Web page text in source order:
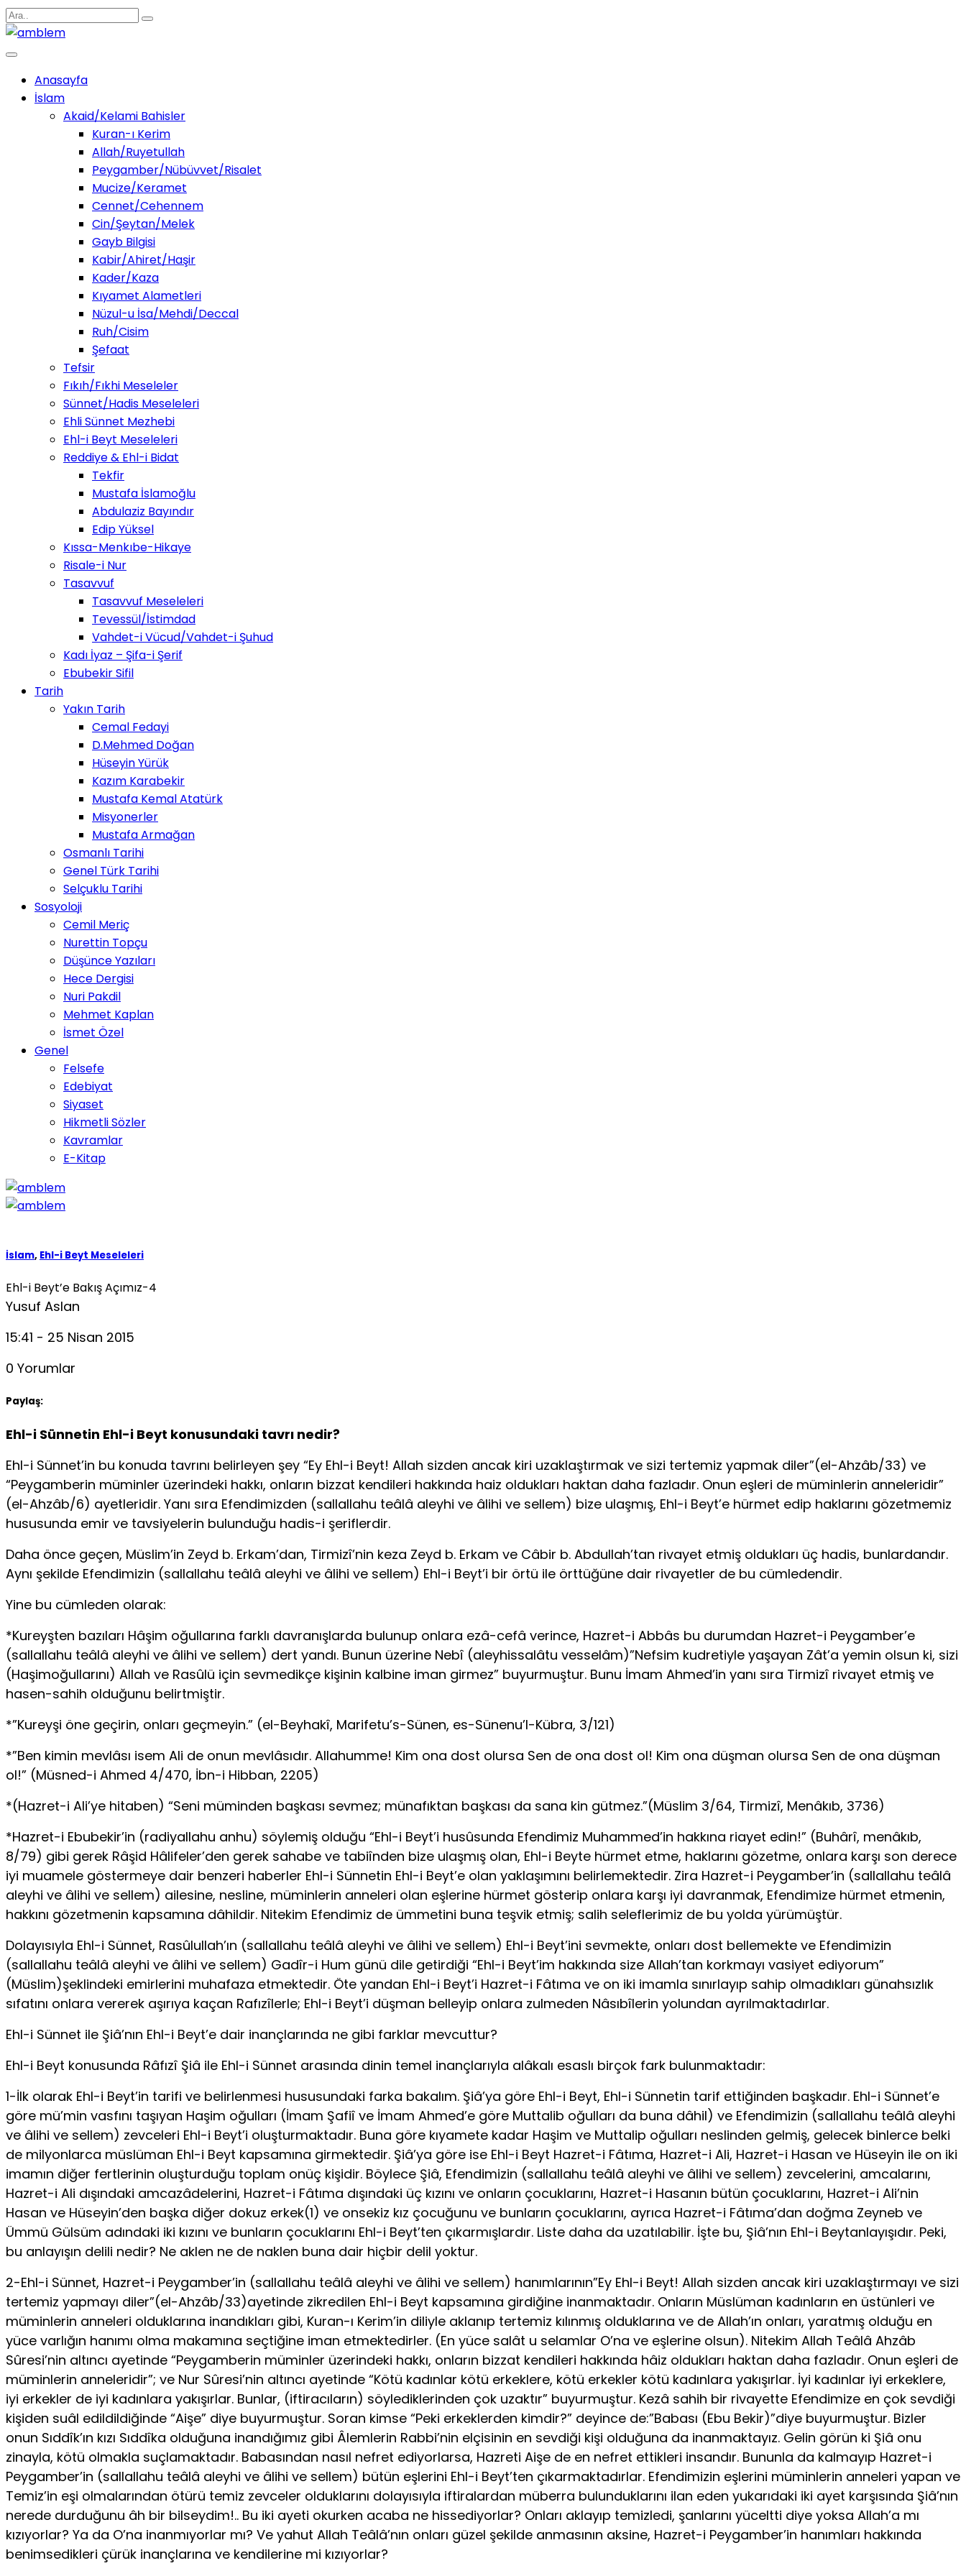
Anasayfa
İslam
Akaid/Kelami Bahisler
Kuran-ı Kerim
Allah/Ruyetullah
Peygamber/Nübüvvet/Risalet
Mucize/Keramet
Cennet/Cehennem
Cin/Şeytan/Melek
Gayb Bilgisi
Kabir/Ahiret/Haşir
Kader/Kaza
Kıyamet Alametleri
Nüzul-u İsa/Mehdi/Deccal
Ruh/Cisim
Şefaat
Tefsir
Fıkıh/Fıkhi Meseleler
Sünnet/Hadis Meseleleri
Ehli Sünnet Mezhebi
Ehl-i Beyt Meseleleri
Reddiye & Ehl-i Bidat
Tekfir
Mustafa İslamoğlu
Abdulaziz Bayındır
Edip Yüksel
Kıssa-Menkıbe-Hikaye
Risale-i Nur
Tasavvuf
Tasavvuf Meseleleri
Tevessül/İstimdad
Vahdet-i Vücud/Vahdet-i Şuhud
Kadı İyaz – Şifa-i Şerif
Ebubekir Sifil
Tarih
Yakın Tarih
Cemal Fedayi
D.Mehmed Doğan
Hüseyin Yürük
Kazım Karabekir
Mustafa Kemal Atatürk
Misyonerler
Mustafa Armağan
Osmanlı Tarihi
Genel Türk Tarihi
Selçuklu Tarihi
Sosyoloji
Cemil Meriç
Nurettin Topçu
Düşünce Yazıları
Hece Dergisi
Nuri Pakdil
Mehmet Kaplan
İsmet Özel
Genel
Felsefe
Edebiyat
Siyaset
Hikmetli Sözler
Kavramlar
E-Kitap
İslam, Ehl-i Beyt Meseleleri
Ehl-i Beyt’e Bakış Açımız-4
Yusuf Aslan
15:41 - 25 Nisan 2015
0 Yorumlar
Paylaş:
Ehl-i Sünnetin Ehl-i Beyt konusundaki tavrı nedir?
Ehl-i Sünnet’in bu konuda tavrını belirleyen şey “Ey Ehl-i Beyt! Allah sizden ancak kiri uzaklaştırmak ve sizi tertemiz yapmak diler”(el-Ahzâb/33) ve
“Peygamberin müminler üzerindeki hakkı, onların bizzat kendileri hakkında haiz oldukları haktan daha fazladır. Onun eşleri de müminlerin anneleridir”
(el-Ahzâb/6) ayetleridir. Yanı sıra Efendimizden (sallallahu teâlâ aleyhi ve âlihi ve sellem) bize ulaşmış, Ehl-i Beyt’e hürmet edip haklarını gözetmemiz
hususunda emir ve tavsiyelerin bulunduğu hadis-i şeriflerdir.
Daha önce geçen, Müslim’in Zeyd b. Erkam’dan, Tirmizî’nin keza Zeyd b. Erkam ve Câbir b. Abdullah’tan rivayet etmiş oldukları üç hadis, bunlardandır.
Aynı şekilde Efendimizin (sallallahu teâlâ aleyhi ve âlihi ve sellem) Ehl-i Beyt’i bir örtü ile örttüğüne dair rivayetler de bu cümledendir.
Yine bu cümleden olarak:
*Kureyşten bazıları Hâşim oğullarına farklı davranışlarda bulunup onlara ezâ-cefâ verince, Hazret-i Abbâs bu durumdan Hazret-i Peygamber’e
(sallallahu teâlâ aleyhi ve âlihi ve sellem) dert yandı. Bunun üzerine Nebî (aleyhissalâtu vesselâm)”Nefsim kudretiyle yaşayan Zât’a yemin olsun ki, sizi
(Haşimoğullarını) Allah ve Rasûlü için sevmedikçe kişinin kalbine iman girmez” buyurmuştur. Bunu İmam Ahmed’in yanı sıra Tirmizî rivayet etmiş ve
hasen-sahih olduğunu belirtmiştir.
*”Kureyşi öne geçirin, onları geçmeyin.” (el-Beyhakî, Marifetu’s-Sünen, es-Sünenu’l-Kübra, 3/121)
*”Ben kimin mevlâsı isem Ali de onun mevlâsıdır. Allahumme! Kim ona dost olursa Sen de ona dost ol! Kim ona düşman olursa Sen de ona düşman
ol!” (Müsned-i Ahmed 4/470, İbn-i Hibban, 2205)
*(Hazret-i Ali’ye hitaben) “Seni müminden başkası sevmez; münafıktan başkası da sana kin gütmez.”(Müslim 3/64, Tirmizî, Menâkıb, 3736)
*Hazret-i Ebubekir’in (radiyallahu anhu) söylemiş olduğu “Ehl-i Beyt’i husûsunda Efendimiz Muhammed’in hakkına riayet edin!” (Buhârî, menâkıb,
8/79) gibi gerek Râşid Hâlifeler’den gerek sahabe ve tabiînden bize ulaşmış olan, Ehl-i Beyte hürmet etme, haklarını gözetme, onlara karşı son derece
iyi muamele göstermeye dair benzeri haberler Ehl-i Sünnetin Ehl-i Beyt’e olan yaklaşımını belirlemektedir. Zira Hazret-i Peygamber’in (sallallahu teâlâ
aleyhi ve âlihi ve sellem) ailesine, nesline, müminlerin anneleri olan eşlerine hürmet gösterip onlara karşı iyi davranmak, Efendimize hürmet etmenin,
hakkını gözetmenin kapsamına dâhildir. Nitekim Efendimiz de ümmetini buna teşvik etmiş; salih seleflerimiz de bu yolda yürümüştür.
Dolayısıyla Ehl-i Sünnet, Rasûlullah’ın (sallallahu teâlâ aleyhi ve âlihi ve sellem) Ehl-i Beyt’ini sevmekte, onları dost bellemekte ve Efendimizin
(sallallahu teâlâ aleyhi ve âlihi ve sellem) Gadîr-i Hum günü dile getirdiği “Ehl-i Beyt’im hakkında size Allah’tan korkmayı vasiyet ediyorum”
(Müslim)şeklindeki emirlerini muhafaza etmektedir. Öte yandan Ehl-i Beyt’i Hazret-i Fâtıma ve on iki imamla sınırlayıp sahip olmadıkları günahsızlık
sıfatını onlara vererek aşırıya kaçan Rafızîlerle; Ehl-i Beyt’i düşman belleyip onlara zulmeden Nâsıbîlerin yolundan ayrılmaktadırlar.
Ehl-i Sünnet ile Şiâ’nın Ehl-i Beyt’e dair inançlarında ne gibi farklar mevcuttur?
Ehl-i Beyt konusunda Râfızî Şiâ ile Ehl-i Sünnet arasında dinin temel inançlarıyla alâkalı esaslı birçok fark bulunmaktadır:
1-İlk olarak Ehl-i Beyt’in tarifi ve belirlenmesi hususundaki farka bakalım. Şiâ’ya göre Ehl-i Beyt, Ehl-i Sünnetin tarif ettiğinden başkadır. Ehl-i Sünnet’e
göre mü’min vasfını taşıyan Haşim oğulları (İmam Şafiî ve İmam Ahmed’e göre Muttalib oğulları da buna dâhil) ve Efendimizin (sallallahu teâlâ aleyhi
ve âlihi ve sellem) zevceleri Ehl-i Beyt’i oluşturmaktadır. Buna göre kıyamete kadar Haşim ve Muttalip oğulları neslinden gelmiş, gelecek binlerce belki
de milyonlarca müslüman Ehl-i Beyt kapsamına girmektedir. Şiâ’ya göre ise Ehl-i Beyt Hazret-i Fâtıma, Hazret-i Ali, Hazret-i Hasan ve Hüseyin ile on iki
imamın diğer fertlerinin oluşturduğu toplam onüç kişidir. Böylece Şiâ, Efendimizin (sallallahu teâlâ aleyhi ve âlihi ve sellem) zevcelerini, amcalarını,
Hazret-i Ali dışındaki amcazâdelerini, Hazret-i Fâtıma dışındaki üç kızını ve onların çocuklarını, Hazret-i Hasanın bütün çocuklarını, Hazret-i Ali’nin
Hasan ve Hüseyin’den başka diğer dokuz erkek(1) ve onsekiz kız çocuğunu ve bunların çocuklarını, ayrıca Hazret-i Fâtıma’dan doğma Zeyneb ve
Ümmü Gülsüm adındaki iki kızını ve bunların çocuklarını Ehl-i Beyt’ten çıkarmışlardır. Liste daha da uzatılabilir. İşte bu, Şiâ’nın Ehl-i Beytanlayışıdır. Peki,
bu anlayışın delili nedir? Ne aklen ne de naklen buna dair hiçbir delil yoktur.
2-Ehl-i Sünnet, Hazret-i Peygamber’in (sallallahu teâlâ aleyhi ve âlihi ve sellem) hanımlarının”Ey Ehl-i Beyt! Allah sizden ancak kiri uzaklaştırmayı ve sizi
tertemiz yapmayı diler”(el-Ahzâb/33)ayetinde zikredilen Ehl-i Beyt kapsamına girdiğine inanmaktadır. Onların Müslüman kadınların en üstünleri ve
müminlerin anneleri olduklarına inandıkları gibi, Kuran-ı Kerim’in diliyle aklanıp tertemiz kılınmış olduklarına ve de Allah’ın onları, yaratmış olduğu en
yüce varlığın hanımı olma makamına seçtiğine iman etmektedirler. (En yüce salât u selamlar O’na ve eşlerine olsun). Nitekim Allah Teâlâ Ahzâb
Sûresi’nin altıncı ayetinde “Peygamberin müminler üzerindeki hakkı, onların bizzat kendileri hakkında hâiz oldukları haktan daha fazladır. Onun eşleri de
müminlerin anneleridir”; ve Nur Sûresi’nin altıncı ayetinde “Kötü kadınlar kötü erkeklere, kötü erkekler kötü kadınlara yakışırlar. İyi kadınlar iyi erkeklere,
iyi erkekler de iyi kadınlara yakışırlar. Bunlar, (iftiracıların) söylediklerinden çok uzaktır” buyurmuştur. Kezâ sahih bir rivayette Efendimize en çok sevdiği
kişiden suâl edildildiğinde “Aişe” diye buyurmuştur. Soran kimse “Peki erkeklerden kimdir?” deyince de:”Babası (Ebu Bekir)”diye buyurmuştur. Bizler
onun Sıddîk’ın kızı Sıddîka olduğuna inandığımız gibi Âlemlerin Rabbi’nin elçisinin en sevdiği kişi olduğuna da inanmaktayız. Gelin görün ki Şiâ onu
zinayla, kötü olmakla suçlamaktadır. Babasından nasıl nefret ediyorlarsa, Hazreti Aişe de en nefret ettikleri insandır. Bununla da kalmayıp Hazret-i
Peygamber’in (sallallahu teâlâ aleyhi ve âlihi ve sellem) bütün eşlerini Ehl-i Beyt’ten çıkarmaktadırlar. Efendimizin eşlerini müminlerin anneleri yapan ve
Temiz’in eşi olmalarından ötürü temiz zevceler olduklarını dolayısıyla iftiralardan müberra bulunduklarını ilan eden yukarıdaki iki ayet karşısında Şiâ’nın
nerede durduğunu âh bir bilseydim!.. Bu iki ayeti okurken acaba ne hissediyorlar? Onları aklayıp temizledi, şanlarını yüceltti diye yoksa Allah’a mı
kızıyorlar? Ya da O’na inanmıyorlar mı? Ve yahut Allah Teâlâ’nın onları güzel şekilde anmasının aksine, Hazret-i Peygamber’in hanımları hakkında
benimsedikleri çürük inançlarına ve kendilerine mi kızıyorlar?